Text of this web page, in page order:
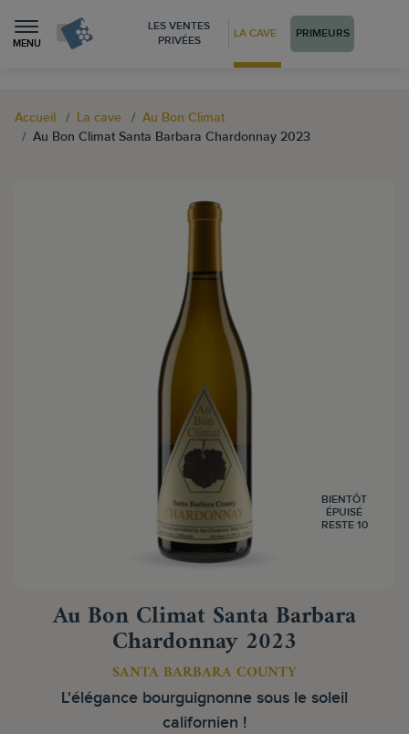
MENU
LES VENTES
PRIVÉES
LA CAVE PRIMEURS
Accueil La cave
Au Bon Climat
Au Bon Climat Santa Barbara Chardonnay 2023
BIENTÔT
ÉPUISÉ
RESTE 10
Au Bon Climat Santa Barbara
Chardonnay 2023
SANTA BARBARA COUNTY
L'élégance bourguignonne sous le soleil
californien !